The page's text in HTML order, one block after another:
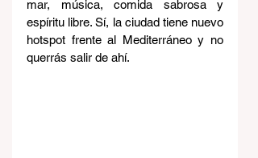
mar, música, comida sabrosa y
espíritu libre. Sí, la ciudad tiene nuevo
hotspot frente al Mediterráneo y no
querrás salir de ahí.